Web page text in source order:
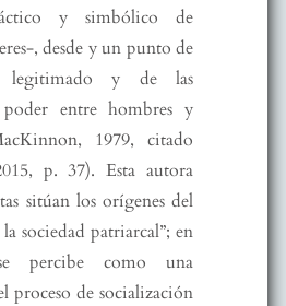
y simbólico de
, desde y un punto de
legitimado y de las
entre hombres y
1979, citado
p. 37). Esta autora
sitúan los orígenes del
sociedad patriarcal”; en
percibe como una
proceso de socialización